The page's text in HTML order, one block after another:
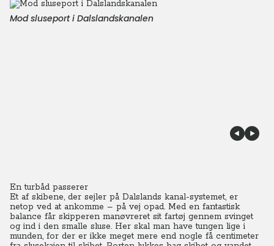
Mod sluseport i Dalslandskanalen
En turbåd passerer
Et af skibene, der sejler på Dalslands kanal-systemet, er
netop ved at ankomme – på vej opad. Med en fantastisk
balance får skipperen manøvreret sit fartøj gennem svinget
og ind i den smalle sluse. Her skal man have tungen lige i
munden, for der er ikke meget mere end nogle få centimeter